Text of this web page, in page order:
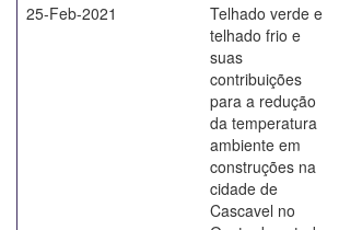
25-Feb-2021
Telhado verde e
telhado frio e
suas
contribuições
para a redução
da temperatura
ambiente em
construções na
cidade de
Cascavel no